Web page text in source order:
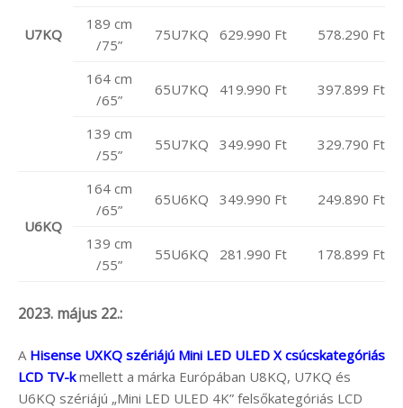
U7KQ
189 cm
/75”
75U7KQ 629.990 Ft 578.290 Ft
164 cm
/65”
65U7KQ 419.990 Ft 397.899 Ft
139 cm
/55”
55U7KQ 349.990 Ft 329.790 Ft
U6KQ
164 cm
/65”
65U6KQ 349.990 Ft 249.890 Ft
139 cm
/55”
55U6KQ 281.990 Ft 178.899 Ft
2023. május 22.:
A Hisense UXKQ szériájú Mini LED ULED X csúcskategóriás
LCD TV-kmellett a márka Európában U8KQ, U7KQ és
U6KQ szériájú „Mini LED ULED 4K” felsőkategóriás LCD